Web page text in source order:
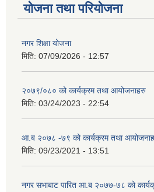
योजना तथा परियोजना
नगर शिक्षा योजना
मिति: 07/09/2026 - 12:57
२०७९/०८० को कार्यक्रम तथा आयोजनाहरु
मिति: 03/24/2023 - 22:54
आ.ब २०७८ -७९ को कार्यक्रम तथा
मिति: 09/23/2021 - 13:51
नगर सभाबाट पारित आ.ब २०७७-७८ को